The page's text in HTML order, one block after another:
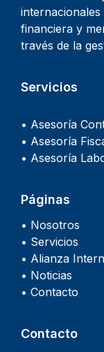
financiera y
través de la
Servicios
• Asesoría
• Asesoría
• Asesoría
Páginas
• Nosotros
• Servicios
• Alianza
• Noticias
• Contacto
Contacto